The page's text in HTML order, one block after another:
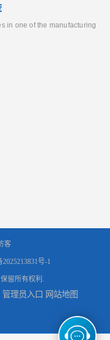
in one of the manufacturing
客
号-1
保留所有权利.
管理员入口 网站地图